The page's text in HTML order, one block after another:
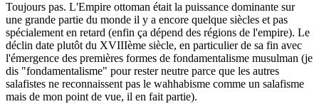
Toujours pas. L'Empire ottoman était la puissance dominante sur
une grande partie du monde il y a encore quelque siècles et pas
spécialement en retard (enfin ça dépend des régions de l'empire). Le
déclin date plutôt du XVIIIème siècle, en particulier de sa fin avec
l'émergence des premières formes de fondamentalisme musulman (je
dis "fondamentalisme" pour rester neutre parce que les autres
salafistes ne reconnaissent pas le wahhabisme comme un salafisme
mais de mon point de vue, il en fait partie).